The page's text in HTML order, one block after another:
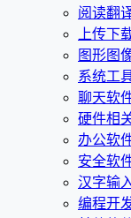
阅读翻
上传下
图形图
系统工
聊天软
硬件相
办公软
安全软
汉字输
编程开